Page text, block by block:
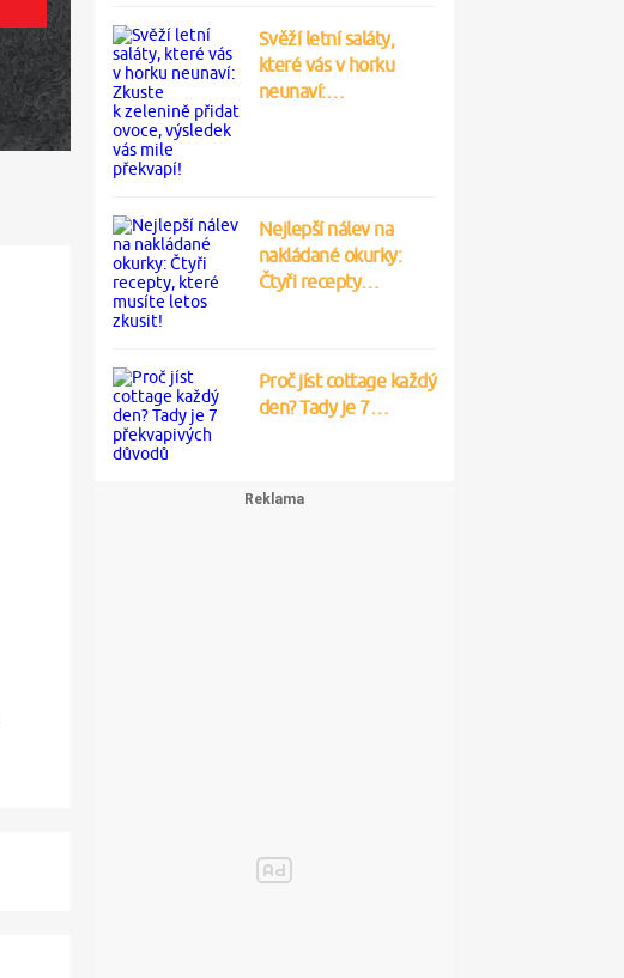
Svěží letní saláty,
které vás v horku
neunaví:…
Nejlepší nálev na
nakládané okurky:
Čtyři recepty…
Proč jíst cottage každý
den? Tady je 7…